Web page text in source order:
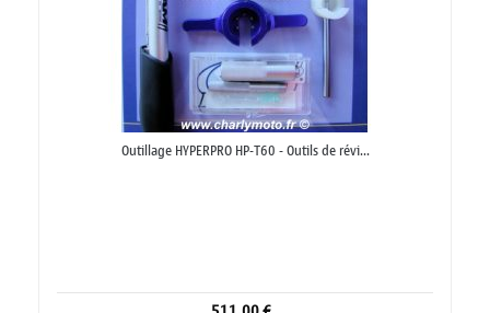
Outillage HYPERPRO HP-T60 - Outils de révi...